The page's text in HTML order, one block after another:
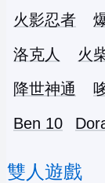
火影忍者
洛克人
火
降世神通
Ben 10
雙人遊戲